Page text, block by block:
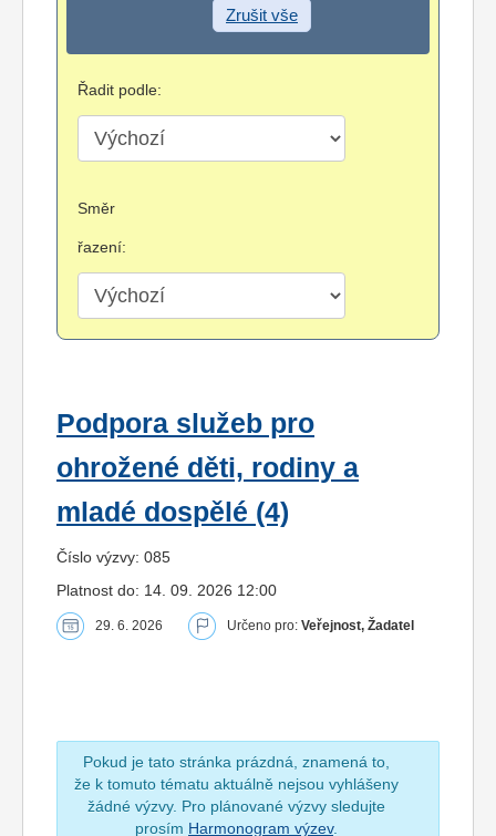
Zrušit vše
Řadit podle:
Směr
řazení:
Podpora služeb pro
ohrožené děti, rodiny a
mladé dospělé (4)
Číslo výzvy: 085
Platnost do: 14. 09. 2026 12:00
29. 6. 2026 Určeno pro: Veřejnost, Žadatel
Pokud je tato stránka prázdná, znamená to,
že k tomuto tématu aktuálně nejsou vyhlášeny
žádné výzvy. Pro plánované výzvy sledujte
prosím Harmonogram výzev.